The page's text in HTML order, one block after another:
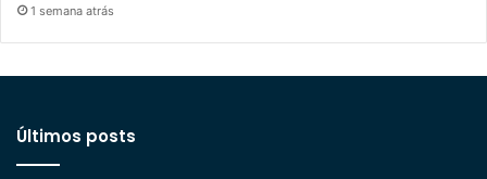
1 semana atrás
Últimos posts